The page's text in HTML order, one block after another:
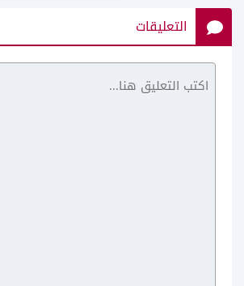
Trader Life
التعليقات